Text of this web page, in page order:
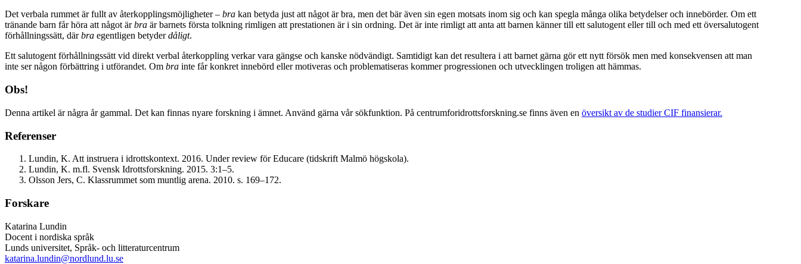
Det verbala rummet är fullt av återkopplingsmöjligheter – bra kan betyda just att något är bra, men det bär även sin egen motsats inom sig och kan spegla många olika betydelser och innebörder. Om ett
tränande barn får höra att något ärbra är barnets första tolkning rimligen att prestationen är i sin ordning. Det är inte rimligt att anta att barnen känner till ett salutogent eller till och med ett översalutogent
förhållningssätt, därbra egentligen betyderdåligt.
Ett salutogent förhållningssätt vid direkt verbal återkoppling verkar vara gängse och kanske nödvändigt. Samtidigt kan det resultera i att barnet gärna gör ett nytt försök men med konsekvensen att man
inte ser någon förbättring i utförandet. Om bra inte får konkret innebörd eller motiveras och problematiseras kommer progressionen och utvecklingen troligen att hämmas.
Obs!
Denna artikel är några år gammal. Det kan finnas nyare forskning i ämnet. Använd gärna vår sökfunktion. På centrumforidrottsforskning.se finns även en översikt av de studier CIF finansierar.
Referenser
Lundin, K. Att instruera i idrottskontext. 2016. Under review för Educare (tidskrift Malmö högskola).
Lundin, K. m.fl. Svensk Idrottsforskning. 2015. 3:1–5.
Olsson Jers, C. Klassrummet som muntlig arena. 2010. s. 169–172.
Forskare
Katarina Lundin
Docent i nordiska språk
Lunds universitet, Språk- och litteraturcentrum
katarina.lundin@nordlund.lu.se